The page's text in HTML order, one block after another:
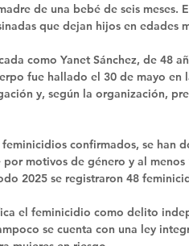
de una bebé de seis meses.
que dejan hijos en edades
como Yanet Sánchez, de 48
fue hallado el 30 de mayo en
y, según la organización,
confirmados, se han
motivos de género y al menos
2025 se registraron 48
el feminicidio como delito
se cuenta con una ley